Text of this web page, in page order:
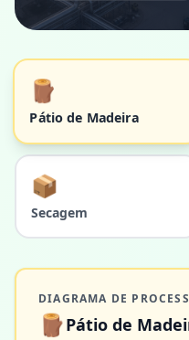
🪵
Pátio de Madeira
📦
Secagem
DIAGRAMA DE
🪵Pátio de